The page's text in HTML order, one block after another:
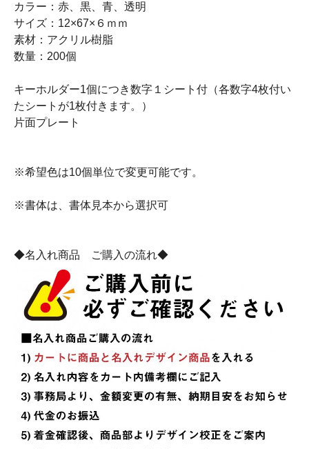
カラー：赤、黒、青、透明
サイズ：12×67×６ｍｍ
素材：アクリル樹脂
数量：200個
キーホルダー1個につき数字１シート付（各数字4枚付い
たシートが1枚付きます。）
片面プレート
※希望色は10個単位で変更可能です。
※書体は、書体見本から選択可
◆名入れ商品 ご購入の流れ◆